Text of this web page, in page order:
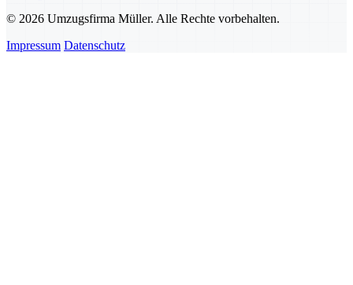
© 2026 Umzugsfirma Müller. Alle Rechte vorbehalten.
Impressum Datenschutz